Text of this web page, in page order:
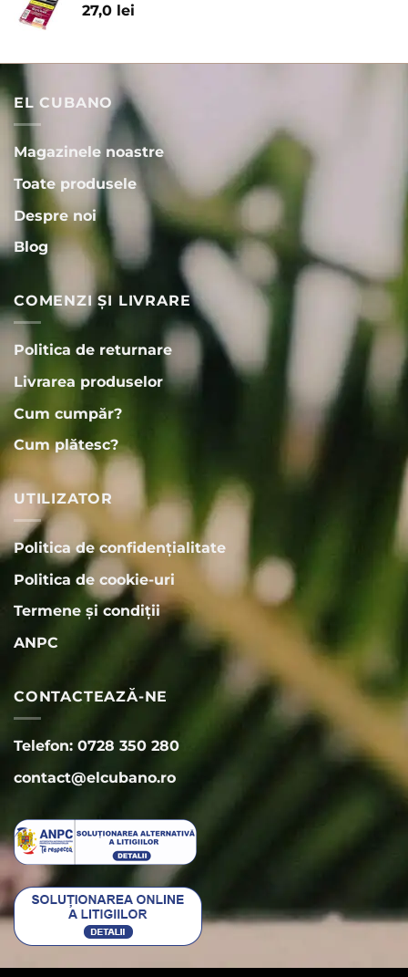
27,0 lei
EL CUBANO
Magazinele noastre
Toate produsele
Despre noi
Blog
COMENZI ȘI LIVRARE
Politica de returnare
Livrarea produselor
Cum cumpăr?
Cum plătesc?
UTILIZATOR
Politica de confidențialitate
Politica de cookie-uri
Termene și condiții
ANPC
CONTACTEAZĂ-NE
Telefon: 0728 350 280
contact@elcubano.ro